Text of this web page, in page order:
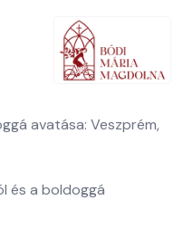
avatása: Veszprém,
és a boldoggá